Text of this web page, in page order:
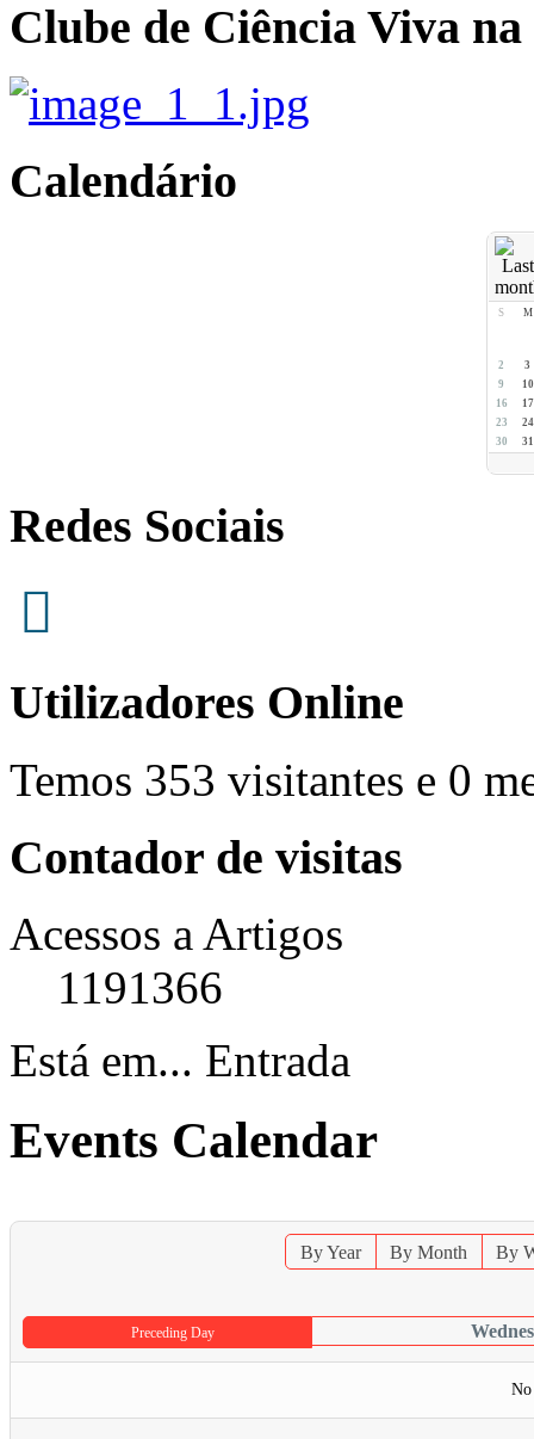
Clube de Ciência Viva
Calendário
S M
2
3
9
10
16
17
23
24
30
31
Redes Sociais
Utilizadores Online
Temos 353 visitantes e 0
Contador de visitas
Acessos a Artigos
1191366
Está em... Entrada
Events Calendar
By Year By Month By
Preceding Day
No